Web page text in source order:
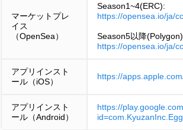
マーケットプレ
イス
（OpenSea）
Season1~4(ERC):
https://opensea.io/ja/
Season5以降
https://opensea.io/ja/
アプリインスト
ール（iOS）
https://
アプリインスト
ール（Android）
https://